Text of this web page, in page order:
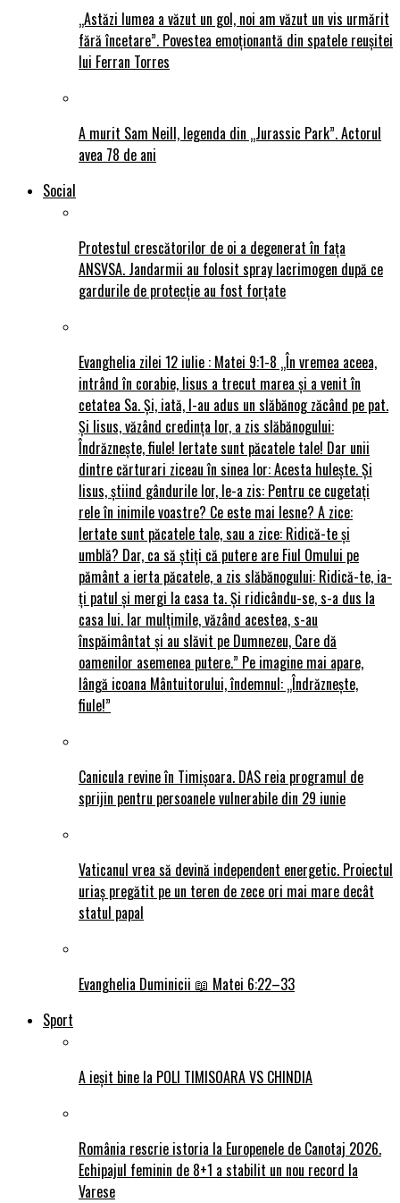
„Astăzi lumea a văzut un gol, noi am văzut un vis urmărit
fără încetare”. Povestea emoționantă din spatele reușitei
lui Ferran Torres
A murit Sam Neill, legenda din „Jurassic Park”. Actorul
avea 78 de ani
Social
Protestul crescătorilor de oi a degenerat în fața
ANSVSA. Jandarmii au folosit spray lacrimogen după ce
gardurile de protecție au fost forțate
Evanghelia zilei 12 iulie : Matei 9:1-8 „În vremea aceea,
intrând în corabie, Iisus a trecut marea și a venit în
cetatea Sa. Și, iată, I-au adus un slăbănog zăcând pe pat.
Și Iisus, văzând credința lor, a zis slăbănogului:
Îndrăznește, fiule! Iertate sunt păcatele tale! Dar unii
dintre cărturari ziceau în sinea lor: Acesta hulește. Și
Iisus, știind gândurile lor, le-a zis: Pentru ce cugetați
rele în inimile voastre? Ce este mai lesne? A zice:
Iertate sunt păcatele tale, sau a zice: Ridică-te și
umblă? Dar, ca să știți că putere are Fiul Omului pe
pământ a ierta păcatele, a zis slăbănogului: Ridică-te, ia-
ți patul și mergi la casa ta. Și ridicându-se, s-a dus la
casa lui. Iar mulțimile, văzând acestea, s-au
înspăimântat și au slăvit pe Dumnezeu, Care dă
oamenilor asemenea putere.” Pe imagine mai apare,
lângă icoana Mântuitorului, îndemnul: „Îndrăznește,
fiule!”
Canicula revine în Timișoara. DAS reia programul de
sprijin pentru persoanele vulnerabile din 29 iunie
Vaticanul vrea să devină independent energetic. Proiectul
uriaș pregătit pe un teren de zece ori mai mare decât
statul papal
Evanghelia Duminicii 📖 Matei 6:22–33
Sport
A ieșit bine la POLI TIMISOARA VS CHINDIA
România rescrie istoria la Europenele de Canotaj 2026.
Echipajul feminin de 8+1 a stabilit un nou record la
Varese